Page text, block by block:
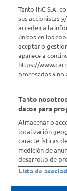
Estamos para
¿Tenés una
Descubrí
Conocenos
Info útil
Comprá Online
Tanto INC S.A.
sus accionistas
acceden a la
únicos en las
aceptar o
aparece a
https://
procesadas y
--
Tanto
datos para
Almacenar o
localización
características
medición de
desarrollo de
Lista de